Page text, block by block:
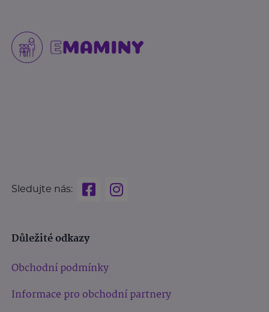
Sledujte nás:
Důležité odkazy
Obchodní podmínky
Informace pro obchodní partnery